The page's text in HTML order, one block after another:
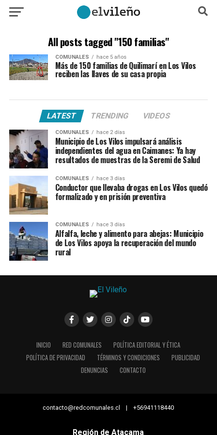
All posts tagged "150 familias"
COMUNALES hace 5 años
Más de 150 familias de Quilimarí en Los Vilos
reciben las llaves de su casa propia
LATEST TRENDING VIDEOS
COMUNALES hace 2 días
Municipio de Los Vilos impulsará análisis
independientes del agua en Caimanes: Ya hay
resultados de muestras de la Seremi de Salud
COMUNALES hace 3 días
Conductor que llevaba drogas en Los Vilos quedó
formalizado y en prisión preventiva
COMUNALES hace 3 días
Alfalfa, leche y alimento para abejas: Municipio
de Los Vilos apoya la recuperación del mundo
rural
INICIO RED COMUNALES
POLÍTICA EDITORIAL Y ÉTICA
POLÍTICA DE PRIVACIDAD
TÉRMINOS Y CONDICIONES
PUBLICIDAD
DENUNCIAS
CONTACTO
contacto@redcomunales.cl | +56941118440
Región de Atacama